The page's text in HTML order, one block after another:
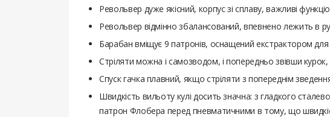
Револьвер дуже якісний, корпус зі сплаву, важливі
Револьвер відмінно збалансований, впевнено лежить в
Барабан вміщує 9 патронів, оснащений екстрактором для
Стріляти можна і самозводом, і попередньо звівши
Спуск гачка плавний, якщо стріляти з попереднім
Швидкість вильоту кулі досить значна: з гладкого
патрон Флобера перед пневматичними в тому, що